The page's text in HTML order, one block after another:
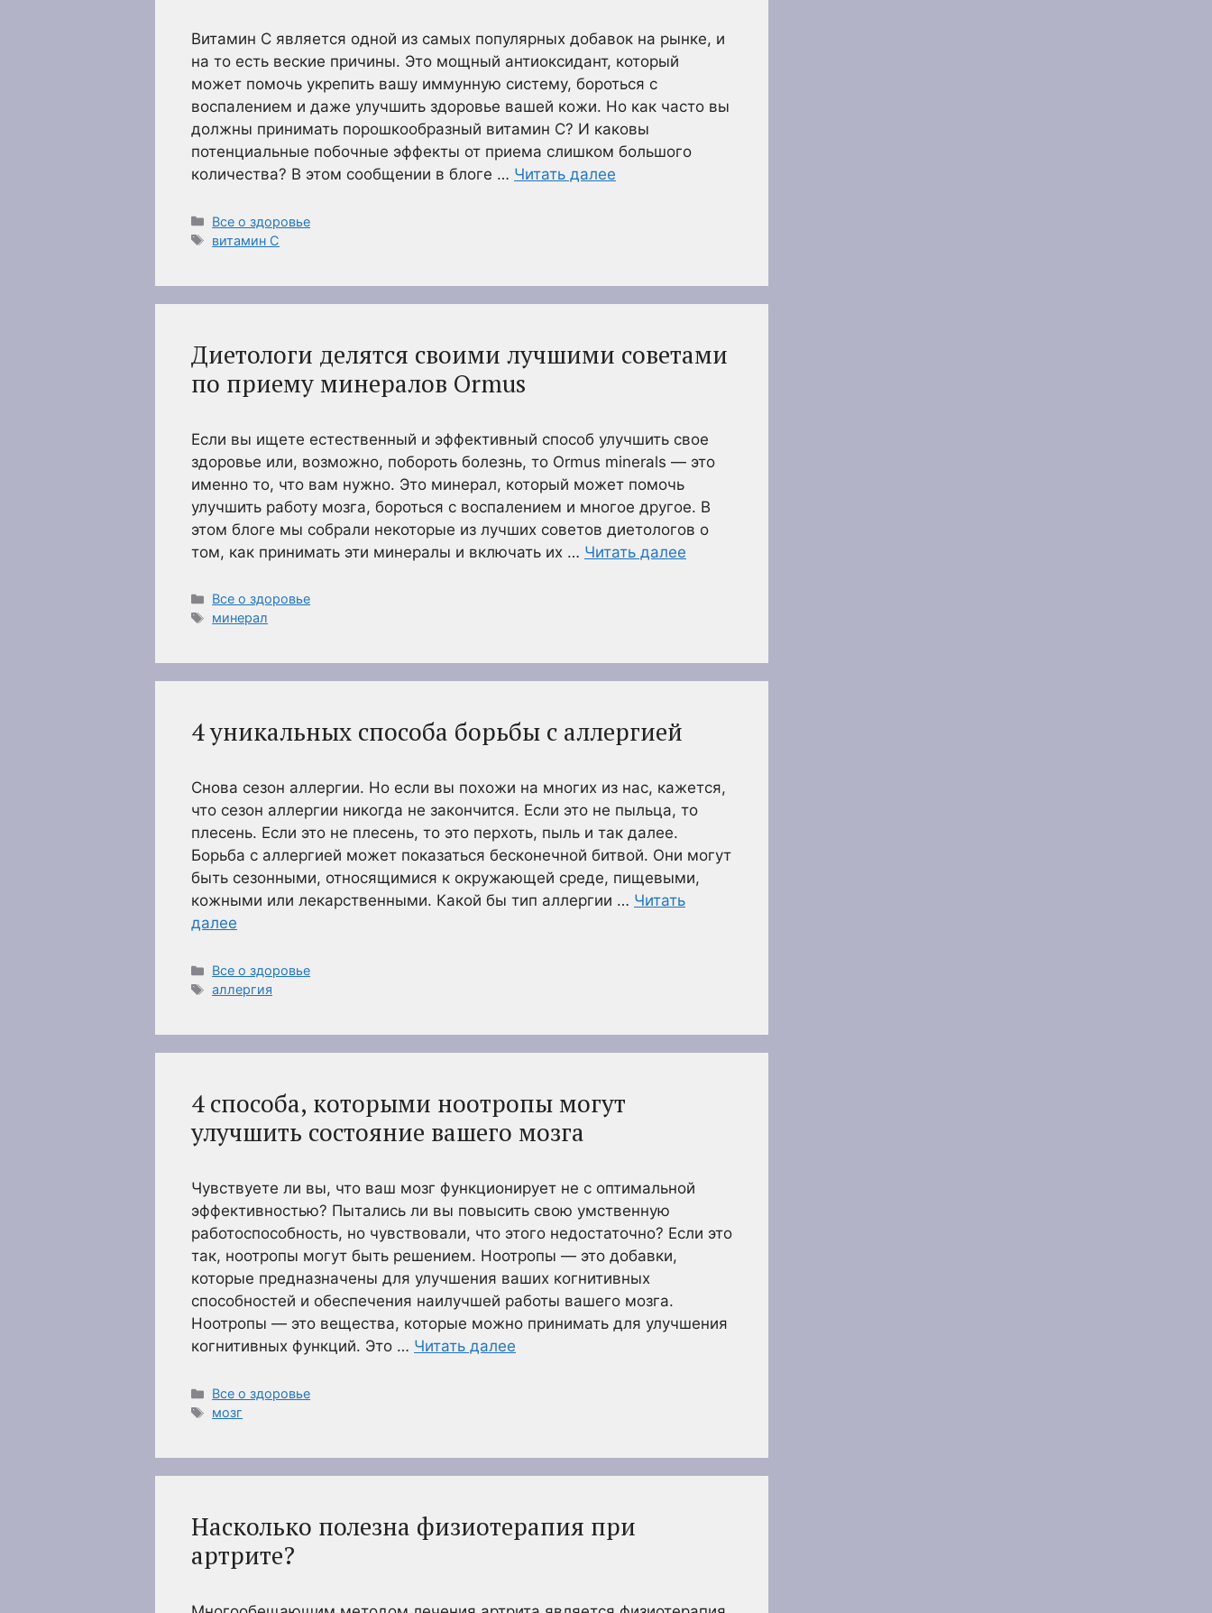
Витамин С является одной из самых популярных добавок на рынке, и
на то есть веские причины. Это мощный антиоксидант, который
может помочь укрепить вашу иммунную систему, бороться с
воспалением и даже улучшить здоровье вашей кожи. Но как часто вы
должны принимать порошкообразный витамин С? И каковы
потенциальные побочные эффекты от приема слишком большого
количества? В этом сообщении в блоге … Читать далее
Рубрики
Все о здоровье
Метки
витамин С
Диетологи делятся своими лучшими советами
по приему минералов Ormus
Если вы ищете естественный и эффективный способ улучшить свое
здоровье или, возможно, побороть болезнь, то Ormus minerals — это
именно то, что вам нужно. Это минерал, который может помочь
улучшить работу мозга, бороться с воспалением и многое другое. В
этом блоге мы собрали некоторые из лучших советов диетологов о
том, как принимать эти минералы и включать их … Читать далее
Рубрики
Все о здоровье
Метки
минерал
4 уникальных способа борьбы с аллергией
Снова сезон аллергии. Но если вы похожи на многих из нас, кажется,
что сезон аллергии никогда не закончится. Если это не пыльца, то
плесень. Если это не плесень, то это перхоть, пыль и так далее.
Борьба с аллергией может показаться бесконечной битвой. Они могут
быть сезонными, относящимися к окружающей среде, пищевыми,
кожными или лекарственными. Какой бы тип аллергии … Читать
далее
Рубрики
Все о здоровье
Метки
аллергия
4 способа, которыми ноотропы могут
улучшить состояние вашего мозга
Чувствуете ли вы, что ваш мозг функционирует не с оптимальной
эффективностью? Пытались ли вы повысить свою умственную
работоспособность, но чувствовали, что этого недостаточно? Если это
так, ноотропы могут быть решением. Ноотропы — это добавки,
которые предназначены для улучшения ваших когнитивных
способностей и обеспечения наилучшей работы вашего мозга.
Ноотропы — это вещества, которые можно принимать для улучшения
когнитивных функций. Это … Читать далее
Рубрики
Все о здоровье
Метки
мозг
Насколько полезна физиотерапия при
артрите?